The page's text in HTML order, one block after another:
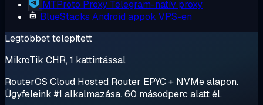
MTProto Proxy Telegram-natív proxy
BlueStacks Android appok VPS-en
Legtöbbet telepített
MikroTik CHR, 1 kattintással
RouterOS Cloud Hosted Router EPYC + NVMe alapon.
Ügyfeleink #1 alkalmazása. 60 másodperc alatt él.